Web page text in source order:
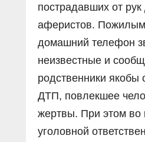
пострадавших от
аферистов.
домашний телефон
неизвестные и
родственники якобы
ДТП, повлекшее
жертвы. При этом во
уголовной